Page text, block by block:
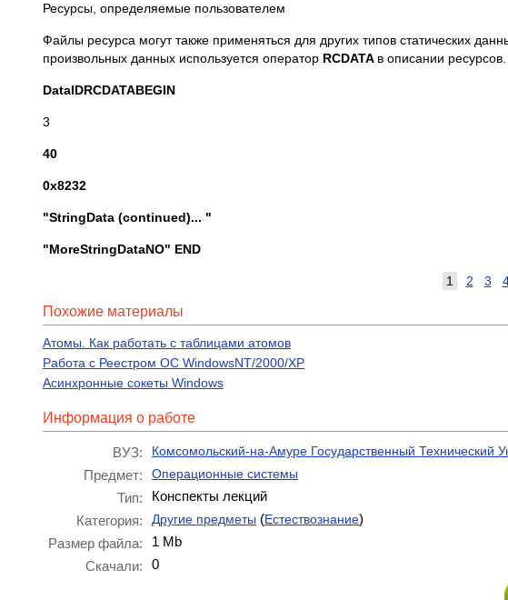
Ресурсы, определяемые пользователем
Файлы ресурса могут также применяться для других типов статических
произвольных данных используется оператор RCDATA в описании
DatalDRCDATABEGIN
3
40
0x8232
"StringData (continued)... "
"MoreStringDataNO" END
1 2 3
Похожие материалы
Атомы. Как работать с таблицами атомов
Работа с Реестром ОС WindowsNT/2000/XP
Асинхронные сокеты Windows
Информация о работе
ВУЗ: Комсомольский-на-Амуре Государственный Технический
Предмет: Операционные системы
Тип:
Конспекты лекций
Категория:
Другие предметы (Естествознание)
Размер файла:
1 Mb
Скачали:
0